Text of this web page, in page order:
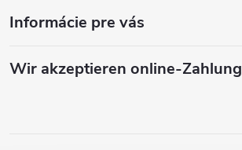
Informácie pre vás
Wir akzeptieren online-